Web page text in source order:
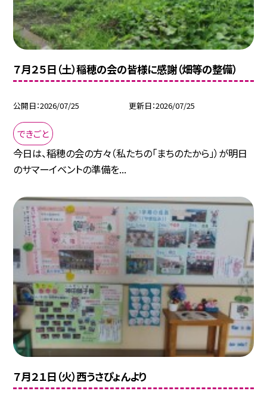
７月２５日（土）稲穂の会の皆様に感謝（畑等の整備）
公開日 2026/07/25 更新日 2026/07/25
できごと
今日は、稲穂の会の方々（私たちの「まちのたから」）が明日
のサマーイベントの準備を...
７月２１日（火）西うさぴょんより